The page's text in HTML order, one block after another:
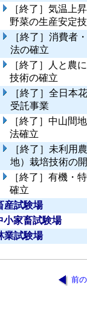
［終了］気温上
野菜の生産安定
［終了］消費者
法の確立
［終了］人と農
技術の確立
［終了］全日本
受託事業
［終了］中山間
法確立
［終了］未利用
地）栽培技術の
［終了］有機・
確立
産試験場
小家畜試験場
業試験場
前